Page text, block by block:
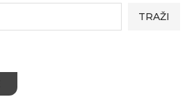
TRAŽI